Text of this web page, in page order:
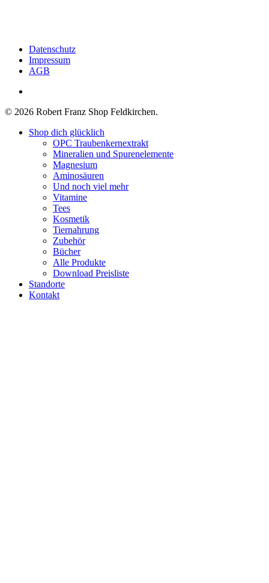
Datenschutz
Impressum
AGB
© 2026 Robert Franz Shop Feldkirchen.
Close
Shop dich glücklich
OPC Traubenkernextrakt
Mineralien und Spurenelemente
Magnesium
Aminosäuren
Und noch viel mehr
Vitamine
Tees
Kosmetik
Tiernahrung
Zubehör
Bücher
Alle Produkte
Download Preisliste
Standorte
Kontakt